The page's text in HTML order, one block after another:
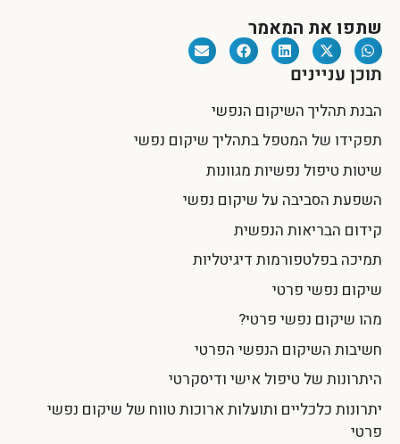
שתפו את המאמר
תוכן עניינים
הבנת תהליך השיקום הנפשי
תפקידו של המטפל בתהליך שיקום נפשי
שיטות טיפול נפשיות מגוונות
השפעת הסביבה על שיקום נפשי
קידום הבריאות הנפשית
תמיכה בפלטפורמות דיגיטליות
שיקום נפשי פרטי
מהו שיקום נפשי פרטי?
חשיבות השיקום הנפשי הפרטי
היתרונות של טיפול אישי ודיסקרטי
יתרונות כלכליים ותועלות ארוכות טווח של שיקום נפשי
פרטי